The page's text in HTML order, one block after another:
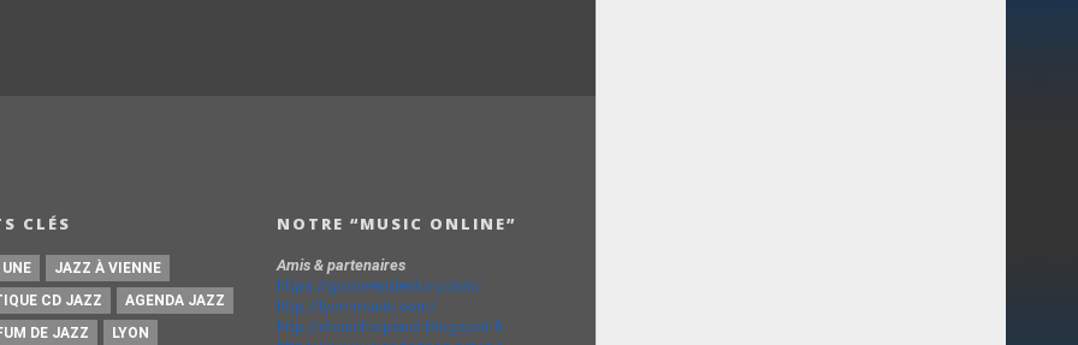
CLÉS
JAZZ À VIENNE
CD JAZZ
AGENDA JAZZ
DE JAZZ
LYON
NOTRE “MUSIC ONLINE”
Amis & partenaires
https://groovesidestory.com/
http://lyon-music.com/
http://chrischarpenel.blogspot.fr